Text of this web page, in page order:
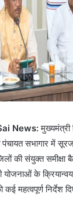
News:मुख्यमंत्री
सभागार में
की संयुक्त समीक्षा
के
कई महत्वपूर्ण निर्देश